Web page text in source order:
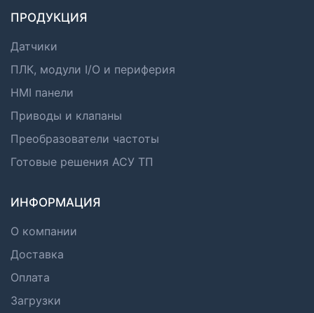
ПРОДУКЦИЯ
Датчики
ПЛК, модули I/O и периферия
HMI панели
Приводы и клапаны
Преобразователи частоты
Готовые решения АСУ ТП
ИНФОРМАЦИЯ
О компании
Доставка
Оплата
Загрузки